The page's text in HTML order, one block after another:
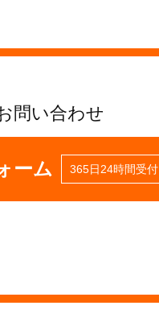
問い合わせ
ーム 365日24時間受付